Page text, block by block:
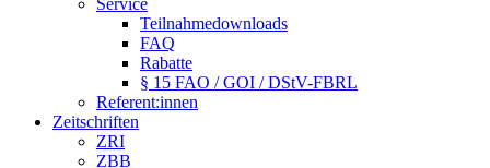
Service
Teilnahmedownloads
FAQ
Rabatte
§ 15 FAO / GOI / DStV-FBRL
Referent:innen
Zeitschriften
ZRI
ZBB